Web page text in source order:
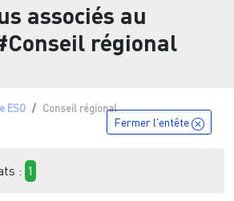
associés au
régional
ESO Conseil régional
Fermer l'entête
: 1